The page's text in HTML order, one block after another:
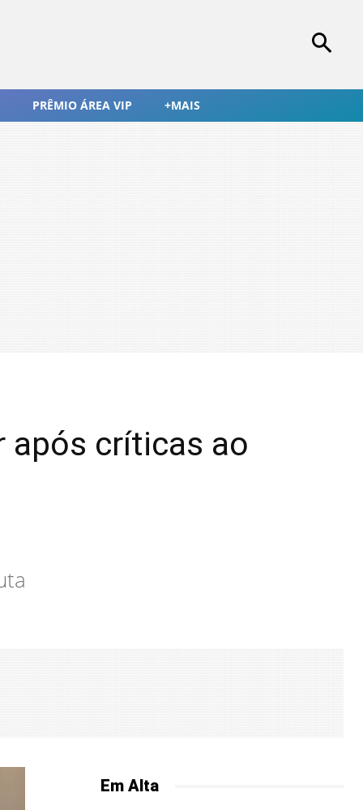
PRÊMIO ÁREA VIP +MAIS
após críticas ao
Em Alta